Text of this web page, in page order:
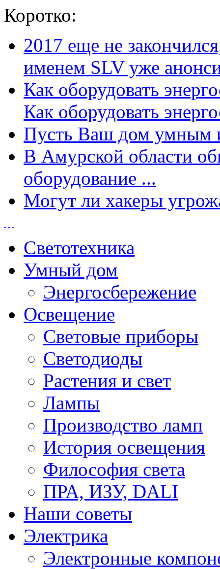
Коротко:
2017 еще не
именем SLV уже
Как оборудовать
Как оборудовать
Пусть Ваш дом умным
В Амурской области
оборудование ...
Могут ли хакеры
Светотехника
Умный дом
Энергосбережение
Освещение
Световые приборы
Светодиоды
Растения и свет
Лампы
Производство ламп
История освещения
Философия света
ПРА, ИЗУ, DALI
Наши советы
Электрика
Электронные